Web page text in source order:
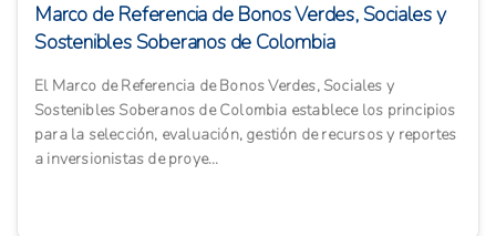
Marco de Referencia de Bonos Verdes, Sociales y
Sostenibles Soberanos de Colombia
El Marco de Referencia de Bonos Verdes, Sociales y
Sostenibles Soberanos de Colombia establece los principios
para la selección, evaluación, gestión de recursos y reportes
a inversionistas de proye...